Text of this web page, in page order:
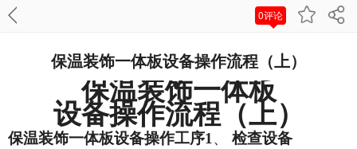
0评论
保温装饰一体板设备操作流程（上）
保温装饰一体板
设备操作流程（上）
保温装饰一体板设备操作工序1 、
检查设备